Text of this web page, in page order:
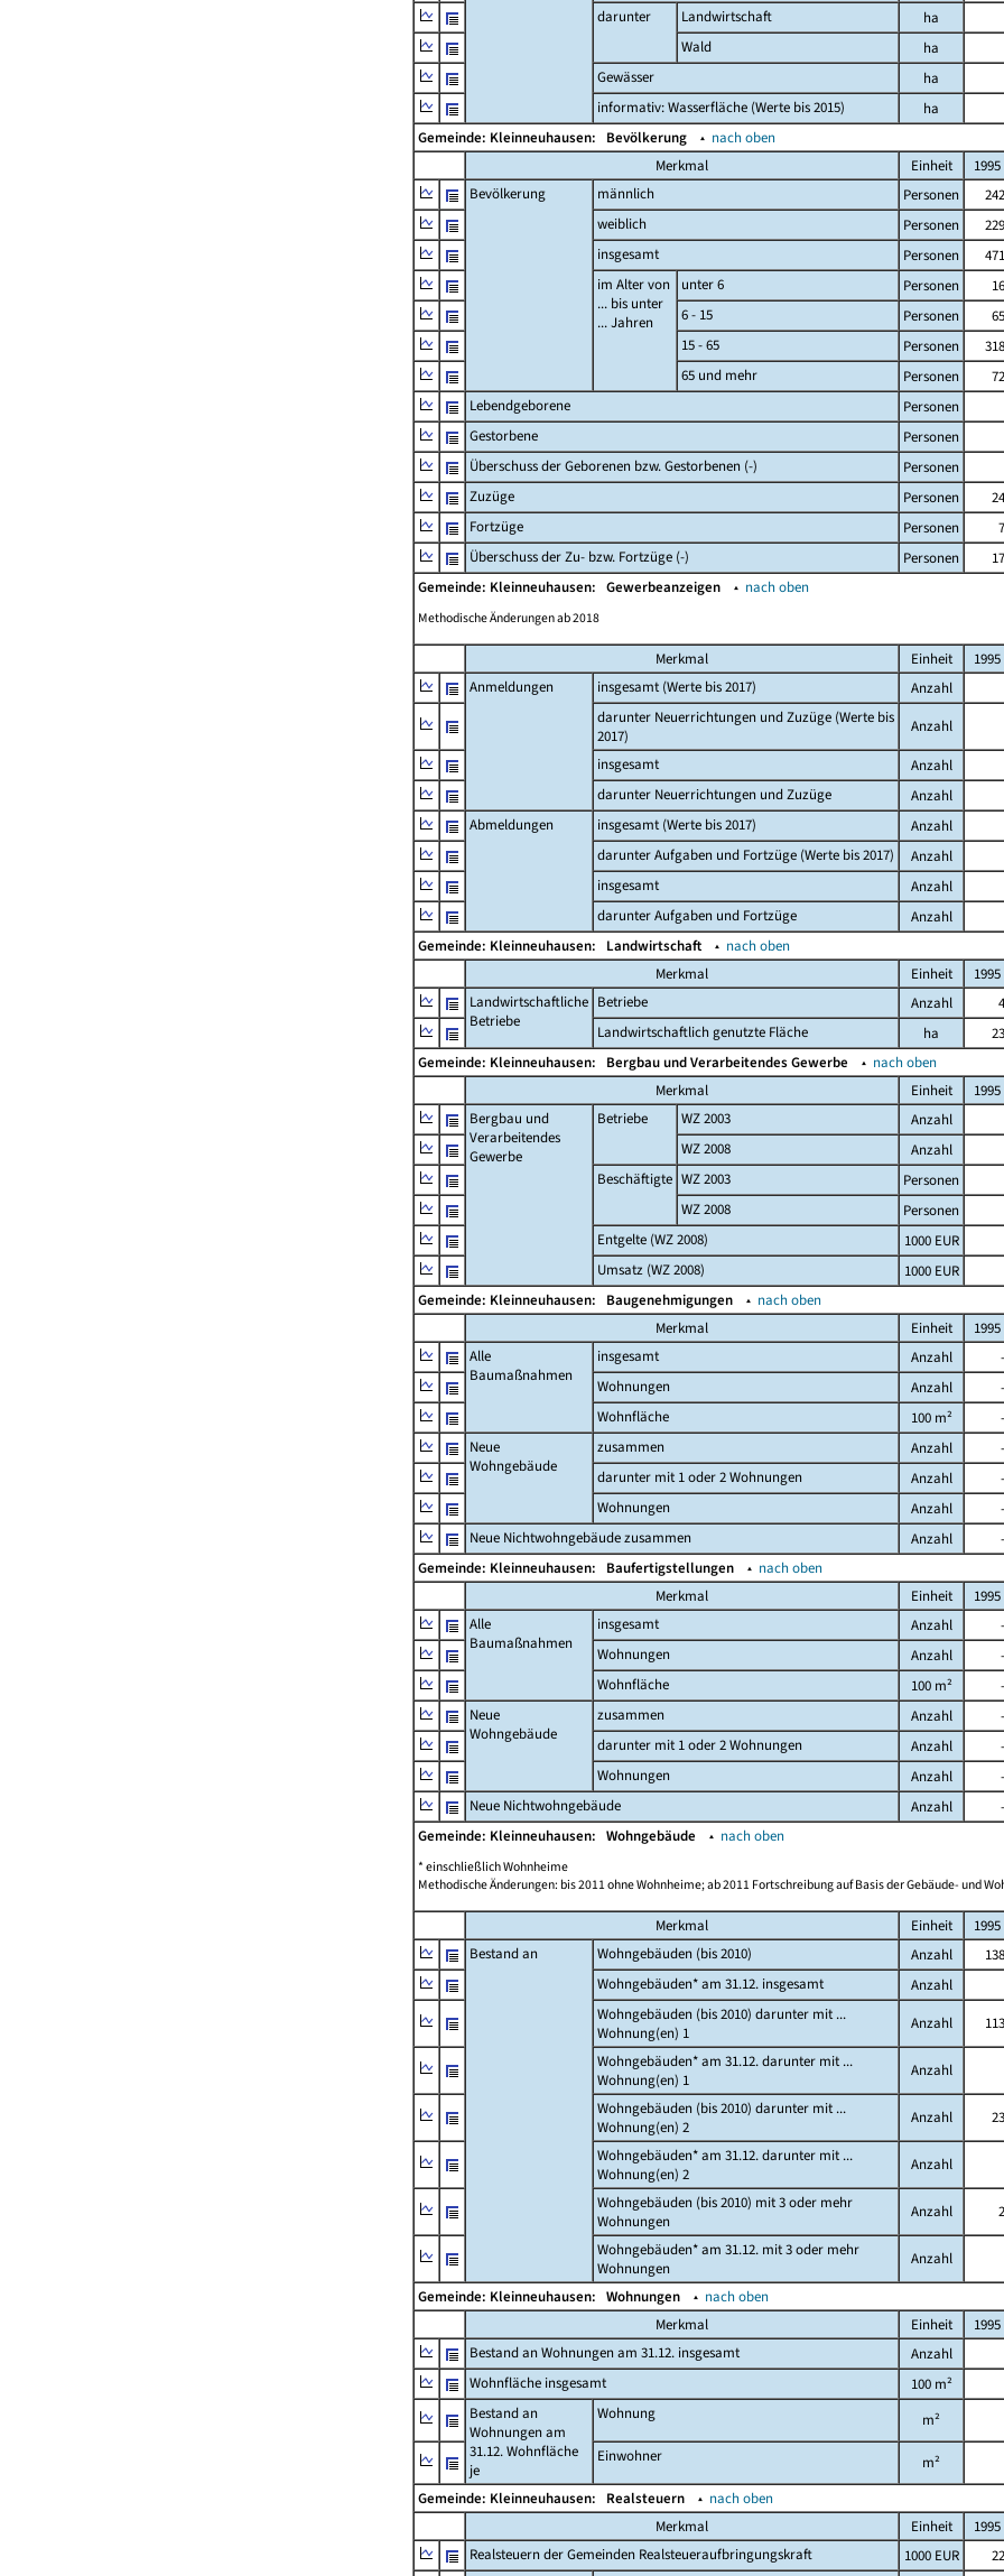
darunter
Landwirtschaft
ha
Wald
ha
Gewässer
ha
informativ: Wasserfläche (Werte bis 2015)
ha
Gemeinde: Kleinneuhausen: Bevölkerung ▴ nach oben
Merkmal
Einheit 1995
Bevölkerung
männlich Personen 242
weiblich
Personen 229
insgesamt
Personen 471
im Alter von
... bis unter
... Jahren
unter 6 Personen 16
6 - 15
Personen 65
15 - 65
Personen 318
65 und mehr
Personen 72
Lebendgeborene
Personen
Gestorbene
Personen
Überschuss der Geborenen bzw. Gestorbenen (-)
Personen
Zuzüge
Personen 24
Fortzüge
Personen 7
Überschuss der Zu- bzw. Fortzüge (-)
Personen 17
Gemeinde: Kleinneuhausen: Gewerbeanzeigen ▴ nach oben
Methodische Änderungen ab 2018
Merkmal Einheit 1995
Anmeldungen
insgesamt (Werte bis 2017) Anzahl
darunter Neuerrichtungen und Zuzüge (Werte bis
2017)
Anzahl
insgesamt
Anzahl
darunter Neuerrichtungen und Zuzüge
Anzahl
Abmeldungen
insgesamt (Werte bis 2017) Anzahl
darunter Aufgaben und Fortzüge (Werte bis 2017)
Anzahl
insgesamt
Anzahl
darunter Aufgaben und Fortzüge
Anzahl
Gemeinde: Kleinneuhausen: Landwirtschaft ▴ nach oben
Merkmal
Einheit 1995
Landwirtschaftliche
Betriebe
Betriebe Anzahl 4
Landwirtschaftlich genutzte Fläche
ha 23
Gemeinde: Kleinneuhausen: Bergbau und Verarbeitendes Gewerbe ▴ nach oben
Merkmal
Einheit 1995
Bergbau und
Verarbeitendes
Gewerbe
Betriebe WZ 2003 Anzahl
WZ 2008
Anzahl
Beschäftigte WZ 2003 Personen
WZ 2008
Personen
Entgelte (WZ 2008)
1000 EUR
Umsatz (WZ 2008)
1000 EUR
Gemeinde: Kleinneuhausen: Baugenehmigungen ▴ nach oben
Merkmal
Einheit 1995
Alle
Baumaßnahmen
insgesamt Anzahl -
Wohnungen
Anzahl -
Wohnfläche
100 m² -
Neue
Wohngebäude
zusammen Anzahl -
darunter mit 1 oder 2 Wohnungen
Anzahl -
Wohnungen
Anzahl -
Neue Nichtwohngebäude zusammen
Anzahl -
Gemeinde: Kleinneuhausen: Baufertigstellungen ▴ nach oben
Merkmal
Einheit 1995
Alle
Baumaßnahmen
insgesamt Anzahl -
Wohnungen
Anzahl -
Wohnfläche
100 m² -
Neue
Wohngebäude
zusammen Anzahl -
darunter mit 1 oder 2 Wohnungen
Anzahl -
Wohnungen
Anzahl -
Neue Nichtwohngebäude
Anzahl -
Gemeinde: Kleinneuhausen: Wohngebäude ▴ nach oben
* einschließlich Wohnheime
Methodische Änderungen: bis 2011 ohne Wohnheime; ab 2011 Fortschreibung auf Basis der Gebäude- und
Merkmal Einheit 1995
Bestand an
Wohngebäuden (bis 2010) Anzahl 138
Wohngebäuden* am 31.12. insgesamt
Anzahl
Wohngebäuden (bis 2010) darunter mit ...
Wohnung(en) 1
Anzahl 113
Wohngebäuden* am 31.12. darunter mit ...
Wohnung(en) 1
Anzahl
Wohngebäuden (bis 2010) darunter mit ...
Wohnung(en) 2
Anzahl 23
Wohngebäuden* am 31.12. darunter mit ...
Wohnung(en) 2
Anzahl
Wohngebäuden (bis 2010) mit 3 oder mehr
Wohnungen
Anzahl 2
Wohngebäuden* am 31.12. mit 3 oder mehr
Wohnungen
Anzahl
Gemeinde: Kleinneuhausen: Wohnungen ▴ nach oben
Merkmal
Einheit 1995
Bestand an Wohnungen am 31.12. insgesamt
Anzahl
Wohnfläche insgesamt
100 m²
Bestand an
Wohnungen am
31.12. Wohnfläche
je
Wohnung
m²
Einwohner
m²
Gemeinde: Kleinneuhausen: Realsteuern ▴ nach oben
Merkmal
Einheit 1995
Realsteuern der Gemeinden Realsteueraufbringungskraft
1000 EUR 22